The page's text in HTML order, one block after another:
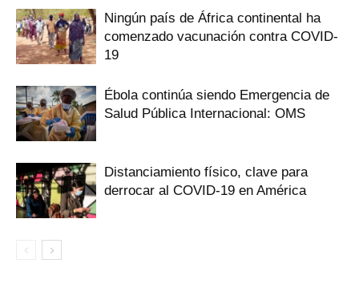
Ningún país de África continental ha
comenzado vacunación contra COVID-
19
Ébola continúa siendo Emergencia de
Salud Pública Internacional: OMS
Distanciamiento físico, clave para
derrocar al COVID-19 en América